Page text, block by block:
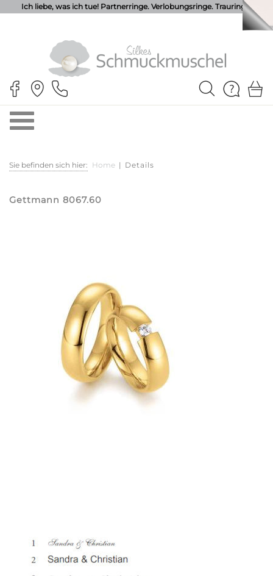
Ich liebe, was ich tue! Partnerringe. Verlobungsringe. Trauringe.
Sie befinden sich hier: Home | Details
Gettmann 8067.60